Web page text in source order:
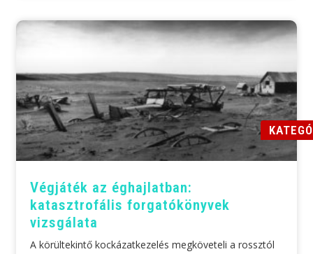
Végjáték az éghajlatban:
katasztrofális forgatókönyvek
vizsgálata
A körültekintő kockázatkezelés megköveteli a rossztól